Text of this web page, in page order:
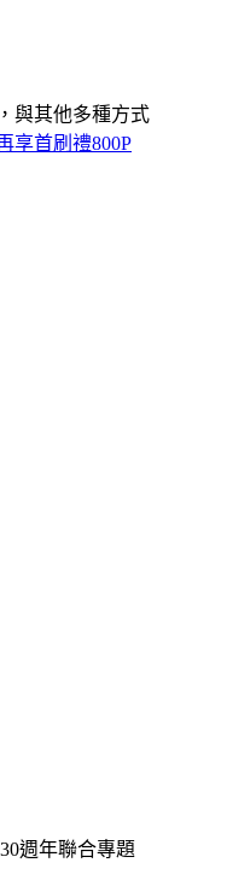
與其他多種方式
享首刷禮800P
週年聯合專題